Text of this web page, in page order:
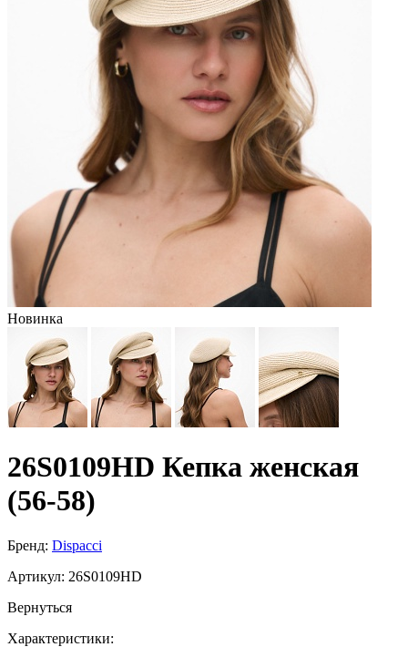
Новинка
26S0109HD Кепка женская
(56-58)
Бренд: Dispacci
Артикул: 26S0109HD
Вернуться
Характеристики: